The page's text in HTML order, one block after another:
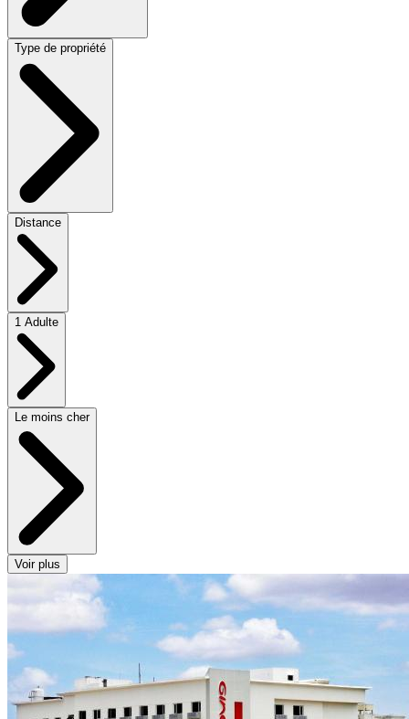
Type de propriété
Distance
1 Adulte
Le moins cher
Voir plus